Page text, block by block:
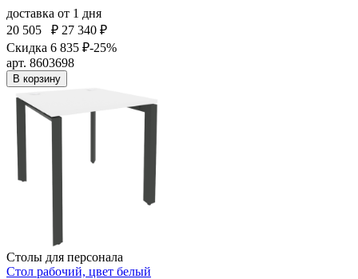
доставка от 1 дня
20 505
₽ 27 340 ₽
Скидка 6 835 ₽-25%
арт. 8603698
В корзину
Столы для персонала
Стол рабочий, цвет белый